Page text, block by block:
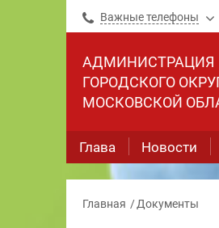
Важные телефоны
АДМИНИСТРАЦИЯ
ГОРОДСКОГО
МОСКОВСКОЙ
Глава Новости
Главная Документы